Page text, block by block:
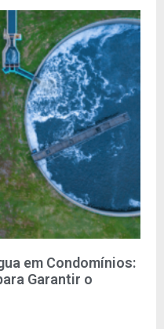
em Condomínios:
Garantir o